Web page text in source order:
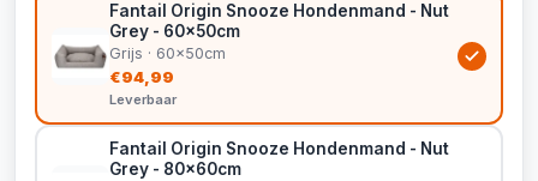
Fantail Origin Snooze Hondenmand - Nut
Grey - 60x50cm
Grijs · 60x50cm
€94,99
Leverbaar
Fantail Origin Snooze Hondenmand - Nut
Grey - 80x60cm